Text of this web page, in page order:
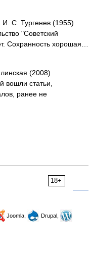
, И. С. Тургенев (1955)
"Советский
Сохранность хорошая…
(2008)
вошли статьи,
ранее не
18+
Joomla,
Drupal,